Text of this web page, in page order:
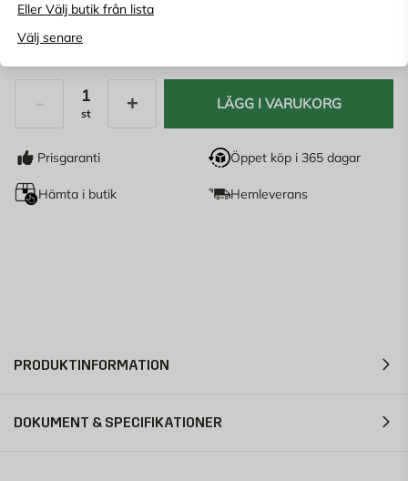
Eller Välj butik från lista
Välj senare
25 KR
st
LÄGG I VARUKORG
Prisgaranti Öppet köp i 365 dagar
Hämta i butik Hemleverans
PRODUKTINFORMATION
DOKUMENT & SPECIFIKATIONER